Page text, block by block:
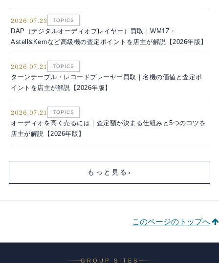
2026.07.23 TOPICS
DAP（デジタルオーディオプレイヤー）買取｜WM1Z・
Astell&Kernなど高級機の査定ポイントを店主が解説【2026年版】
2026.07.21 TOPICS
ターンテーブル・レコードプレーヤー買取｜名機の価値と査定ポ
イントを店主が解説【2026年版】
2026.07.21 TOPICS
オーディオを高く売るには｜査定額が決まる仕組みと5つのコツを
店主が解説【2026年版】
もっと見る ›
このページのトップへ
GROUP SITES